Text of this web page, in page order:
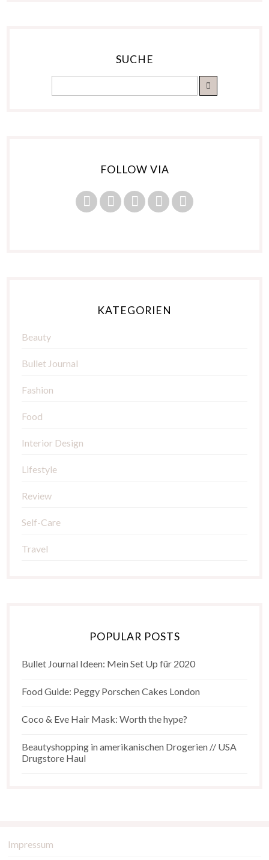
SUCHE
FOLLOW VIA
KATEGORIEN
Beauty
Bullet Journal
Fashion
Food
Interior Design
Lifestyle
Review
Self-Care
Travel
POPULAR POSTS
Bullet Journal Ideen: Mein Set Up für 2020
Food Guide: Peggy Porschen Cakes London
Coco & Eve Hair Mask: Worth the hype?
Beautyshopping in amerikanischen Drogerien // USA
Drugstore Haul
Impressum